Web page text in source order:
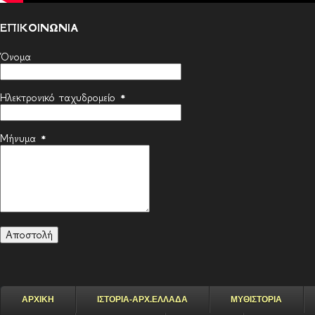
ΕΠΙΚΟΙΝΩΝΙΑ
Όνομα
Ηλεκτρονικό ταχυδρομείο *
Μήνυμα *
ΑΡΧΙΚΗ ΙΣΤΟΡΙΑ-ΑΡΧ.ΕΛΛΑΔΑ ΜΥΘΙΣΤΟΡΙΑ